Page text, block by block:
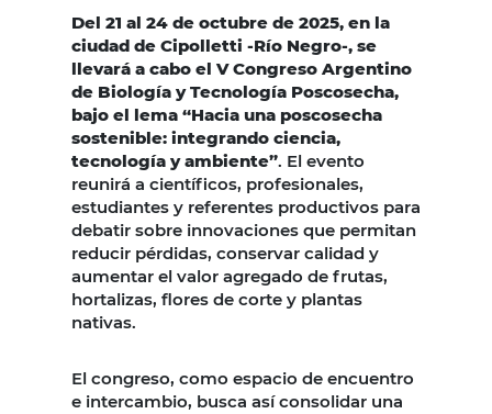
Del 21 al 24 de octubre de 2025, en la
ciudad de Cipolletti -Río Negro-, se
llevará a cabo el V Congreso Argentino
de Biología y Tecnología Poscosecha,
bajo el lema “Hacia una poscosecha
sostenible: integrando ciencia,
tecnología y ambiente”. El evento
reunirá a científicos, profesionales,
estudiantes y referentes productivos para
debatir sobre innovaciones que permitan
reducir pérdidas, conservar calidad y
aumentar el valor agregado de frutas,
hortalizas, flores de corte y plantas
nativas.
El congreso, como espacio de encuentro
e intercambio, busca así consolidar una